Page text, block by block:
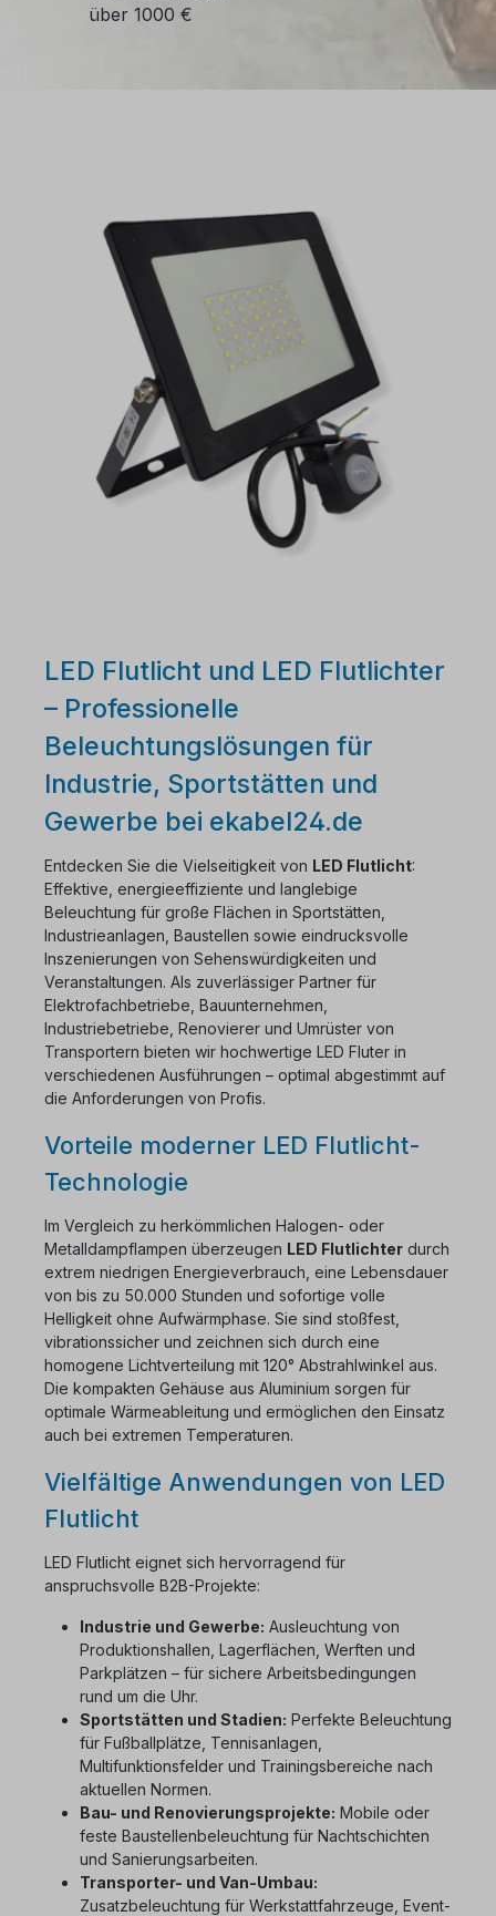
über 1000 €
LED Flutlicht und LED Flutlichter
– Professionelle
Beleuchtungslösungen für
Industrie, Sportstätten und
Gewerbe bei ekabel24.de
Entdecken Sie die Vielseitigkeit von LED Flutlicht:
Effektive, energieeffiziente und langlebige
Beleuchtung für große Flächen in Sportstätten,
Industrieanlagen, Baustellen sowie eindrucksvolle
Inszenierungen von Sehenswürdigkeiten und
Veranstaltungen. Als zuverlässiger Partner für
Elektrofachbetriebe, Bauunternehmen,
Industriebetriebe, Renovierer und Umrüster von
Transportern bieten wir hochwertige LED Fluter in
verschiedenen Ausführungen – optimal abgestimmt auf
die Anforderungen von Profis.
Vorteile moderner LED Flutlicht-
Technologie
Im Vergleich zu herkömmlichen Halogen- oder
Metalldampflampen überzeugen LED Flutlichter durch
extrem niedrigen Energieverbrauch, eine Lebensdauer
von bis zu 50.000 Stunden und sofortige volle
Helligkeit ohne Aufwärmphase. Sie sind stoßfest,
vibrationssicher und zeichnen sich durch eine
homogene Lichtverteilung mit 120° Abstrahlwinkel aus.
Die kompakten Gehäuse aus Aluminium sorgen für
optimale Wärmeableitung und ermöglichen den Einsatz
auch bei extremen Temperaturen.
Vielfältige Anwendungen von LED
Flutlicht
LED Flutlicht eignet sich hervorragend für
anspruchsvolle B2B-Projekte:
Industrie und Gewerbe: Ausleuchtung von
Produktionshallen, Lagerflächen, Werften und
Parkplätzen – für sichere Arbeitsbedingungen
rund um die Uhr.
Sportstätten und Stadien: Perfekte Beleuchtung
für Fußballplätze, Tennisanlagen,
Multifunktionsfelder und Trainingsbereiche nach
aktuellen Normen.
Bau- und Renovierungsprojekte: Mobile oder
feste Baustellenbeleuchtung für Nachtschichten
und Sanierungsarbeiten.
Transporter- und Van-Umbau:
Zusatzbeleuchtung für Werkstattfahrzeuge, Event-